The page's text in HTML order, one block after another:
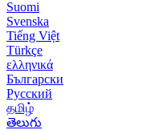
Suomi
Svenska
Tiếng Việt
Türkçe
ελληνικά
Български
Русский
தமிழ்
తెలుగు